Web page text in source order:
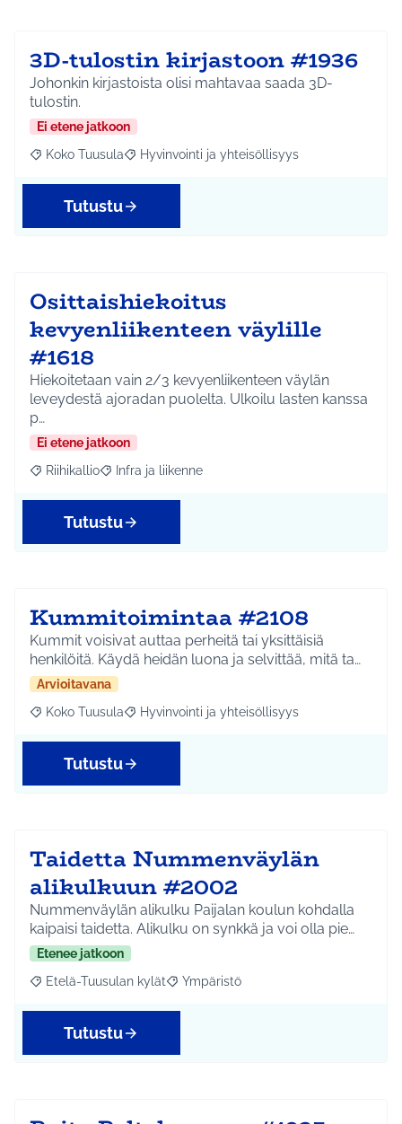
3D-tulostin kirjastoon #1936
Johonkin kirjastoista olisi mahtavaa saada 3D-
tulostin.
Ei etene jatkoon
Rajaa tulokset aihepiirin mukaan: Koko Tuusula
Koko Tuusula Rajaa tulokset teeman mukaan: Hyvinvointi ja
Hyvinvointi ja yhteisöllisyys
Tutustu
Osittaishiekoitus
kevyenliikenteen väylille
#1618
Hiekoitetaan vain 2/3 kevyenliikenteen väylän
leveydestä ajoradan puolelta. Ulkoilu lasten kanssa
p…
Ei etene jatkoon
Rajaa tulokset aihepiirin mukaan: Riihikallio
Riihikallio Rajaa tulokset teeman mukaan: Infra ja liikenne
Infra ja liikenne
Tutustu
Kummitoimintaa #2108
Kummit voisivat auttaa perheitä tai yksittäisiä
henkilöitä. Käydä heidän luona ja selvittää, mitä ta…
Arvioitavana
Rajaa tulokset aihepiirin mukaan: Koko Tuusula
Koko Tuusula Rajaa tulokset teeman mukaan: Hyvinvointi ja
Hyvinvointi ja yhteisöllisyys
Tutustu
Taidetta Nummenväylän
alikulkuun #2002
Nummenväylän alikulku Paijalan koulun kohdalla
kaipaisi taidetta. Alikulku on synkkä ja voi olla pie…
Etenee jatkoon
Rajaa tulokset aihepiirin mukaan: Etelä-Tuusulan kylät
Etelä-Tuusulan kylät Rajaa tulokset teeman mukaan:
Ympäristö
Tutustu